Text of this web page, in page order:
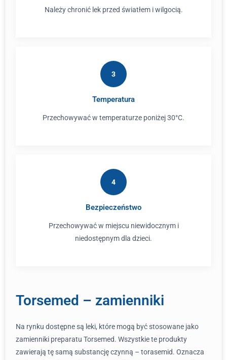
Należy chronić lek przed światłem i wilgocią.
3
Temperatura
Przechowywać w temperaturze poniżej 30°C.
4
Bezpieczeństwo
Przechowywać w miejscu niewidocznym i
niedostępnym dla dzieci.
Torsemed – zamienniki
Na rynku dostępne są leki, które mogą być stosowane jako
zamienniki preparatu Torsemed. Wszystkie te produkty
zawierają tę samą substancję czynną – torasemid. Oznacza